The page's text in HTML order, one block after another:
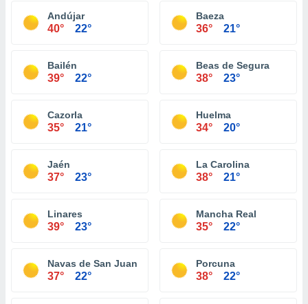
Andújar
40° 22°
Baeza
36° 21°
Bailén
39° 22°
Beas de Segura
38° 23°
Cazorla
35° 21°
Huelma
34° 20°
Jaén
37° 23°
La Carolina
38° 21°
Linares
39° 23°
Mancha Real
35° 22°
Navas de San Juan
37° 22°
Porcuna
38° 22°